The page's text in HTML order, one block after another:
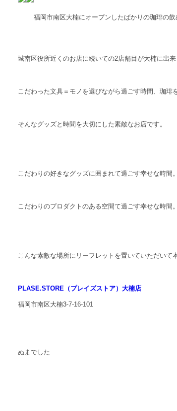
福岡市南区大楠にオープンしたばかりの珈琲
城南区役所近くのお店に続いての2店舗目が大楠に出来
こだわった文具＝モノを選びながら過ごす時間、珈琲
そんなグッズと時間を大切にした素敵なお店です。
こだわりの好きなグッズに囲まれて過ごす幸せな時間
こだわりのプロダクトのある空間て過ごす幸せな時間
こんな素敵な場所にリーフレットを置いていただいて
PLASE.STORE（プレイズストア）大楠店
福岡市南区大楠3-7-16-101
ぬまでした